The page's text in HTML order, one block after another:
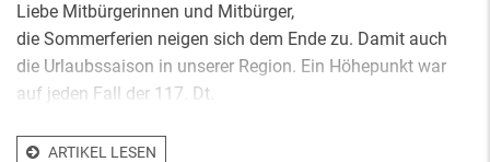
Liebe Mitbürgerinnen und Mitbürger,
die Sommerferien neigen sich dem Ende zu. Damit auch
die Urlaubssaison in unserer Region. Ein Höhepunkt war
auf jeden Fall der 117. Dt.
ARTIKEL LESEN